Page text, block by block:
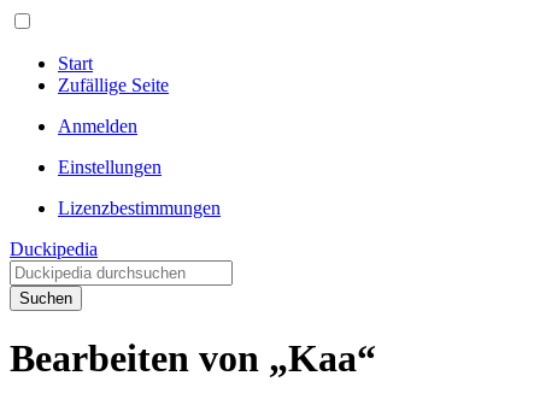
Start
Zufällige Seite
Anmelden
Einstellungen
Lizenzbestimmungen
Duckipedia
Suchen
Bearbeiten von „Kaa“